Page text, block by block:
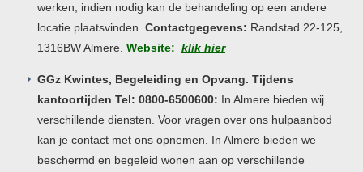
werken, indien nodig kan de behandeling op een andere
locatie plaatsvinden. Contactgegevens: Randstad 22-125,
1316BW Almere. Website: klik hier
GGz Kwintes, Begeleiding en Opvang. Tijdens
kantoortijden Tel: 0800-6500600: In Almere bieden wij
verschillende diensten. Voor vragen over ons hulpaanbod
kan je contact met ons opnemen. In Almere bieden we
beschermd en begeleid wonen aan op verschillende